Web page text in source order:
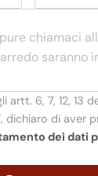
6, 7, 12, 13
dichiaro di aver
dei dati